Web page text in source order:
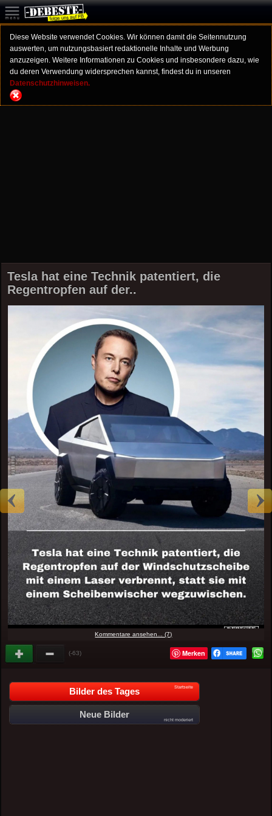
Diese Website verwendet Cookies. Wir können damit die Seitennutzung
auswerten, um nutzungsbasiert redaktionelle Inhalte und Werbung
anzuzeigen. Weitere Informationen zu Cookies und insbesondere dazu, wie
du deren Verwendung widersprechen kannst, findest du in unseren
Datenschutzhinweisen.
Tesla hat eine Technik patentiert, die
Regentropfen auf der..
Kommentare ansehen... (7)
(-63) Merken
Bilder des Tages Startseite
Neue Bilder
nicht moderiert